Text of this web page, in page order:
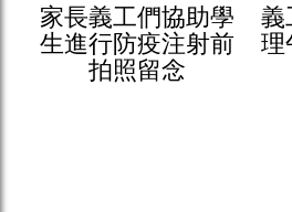
家長義工們協助學
生進行防疫注射前
拍照留念
義
理